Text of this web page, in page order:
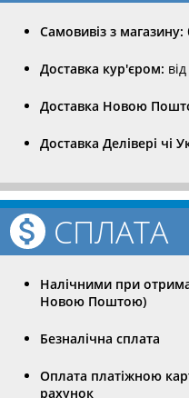
Самовивіз з магазину:
Доставка кур'єром:
Доставка Новою
Доставка Делівері чі
СПЛАТА
Налічними при
Новою Поштою)
Безналічна сплата
Оплата платіжною
рахунок